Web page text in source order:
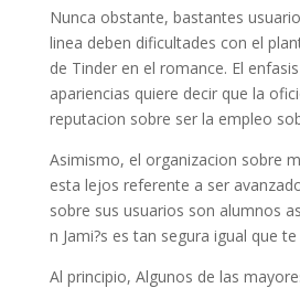
Nunca obstante, bastantes
linea deben dificultades con el
de Tinder en el romance. El
apariencias quiere decir que la
reputacion sobre ser la empleo
Asimismo, el organizacion sobre
esta lejos referente a ser
sobre sus usuarios son alumnos
n Jami?s es tan segura igual que
Al principio, Algunos de las